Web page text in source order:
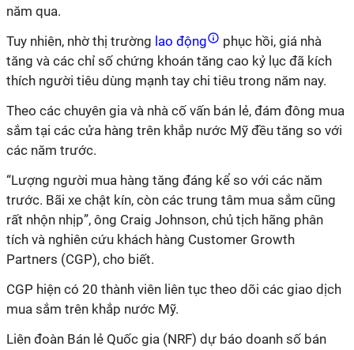
năm qua.
Tuy nhiên, nhờ thị trường lao động
phục hồi, giá nhà
tăng và các chỉ số chứng khoán tăng cao kỷ lục đã kích
thích người tiêu dùng mạnh tay chi tiêu trong năm nay.
Theo các chuyên gia và nhà cố vấn bán lẻ, đám đông mua
sắm tại các cửa hàng trên khắp nước Mỹ đều tăng so với
các năm trước.
“Lượng người mua hàng tăng đáng kể so với các năm
trước. Bãi xe chật kín, còn các trung tâm mua sắm cũng
rất nhộn nhịp”, ông Craig Johnson, chủ tịch hãng phân
tích và nghiên cứu khách hàng Customer Growth
Partners (CGP), cho biết.
CGP hiện có 20 thành viên liên tục theo dõi các giao dịch
mua sắm trên khắp nước Mỹ.
Liên đoàn Bán lẻ Quốc gia (NRF) dự báo doanh số bán